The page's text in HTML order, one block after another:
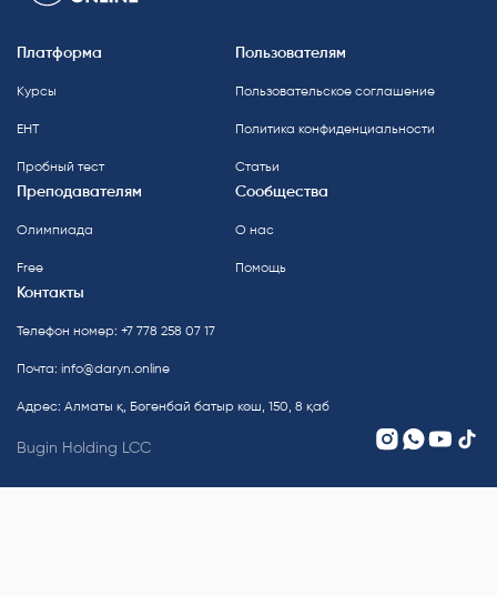
Платформа
Курсы
ЕНТ
Пробный тест
Пользователям
Пользовательское соглашение
Политика конфиденциальности
Статьи
Преподавателям
Олимпиада
Free
Сообщества
О нас
Помощь
Контакты
Телефон номер: +7 778 258 07 17
Почта: info@daryn.online
Адрес: Алматы қ, Бөгенбай батыр көш, 150, 8 қаб
Bugin Holding LCC